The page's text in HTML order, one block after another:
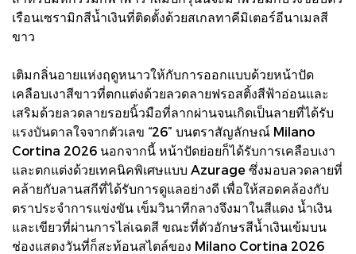
เรือนเซรามิกสีน้ำเงินที่ติดตั้งด้วยสเกลทาคีมิเตอร์อีนาเมลสี
ขาว
เติมกลิ่นอายแห่งฤดูหนาวให้กับการออกแบบด้วยหน้าปัด
เคลือบเงาสีขาวที่ตกแต่งด้วยลวดลายฟรอสติ้งสีฟ้าอ่อนและ
เสริมด้วยลวดลายรอยนิ้วมือที่ลากผ่านจนเกิดเป็นลายที่ได้รับ
แรงบันดาลใจจากตัวเลข “26” บนตราสัญลักษณ์ Milano
Cortina 2026 นอกจากนี้ หน้าปัดย่อยก็ได้รับการเคลือบเงา
และตกแต่งด้วยเทคนิคพิเศษแบบ Azurage ซึ่งมอบลวดลายที่
คล้ายกับลานสกีที่ได้รับการดูแลอย่างดี เพื่อให้สอดคล้องกับ
ตราประจำการแข่งขัน เข็มวินาทีกลางจึงมาในสีแดง น้ำเงิน
และเขียวที่ผ่านการไล่เฉดสี ขณะที่ตัวอักษรสีน้ำเงินเข้มบน
ช่องแสดงวันที่ก็สะท้อนสไตล์ของ Milano Cortina 2026